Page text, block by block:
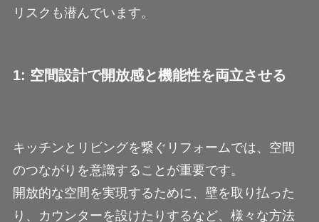
リスクも潜んでいます。
1: 空間設計で開放感と機能性を両立させる
キッチンとリビングを繋ぐリフォームでは、空間
のつながりを意識することが重要です。
開放的な空間を実現するために、壁を取り払った
り、カウンターを設けたりするなど、様々な方法